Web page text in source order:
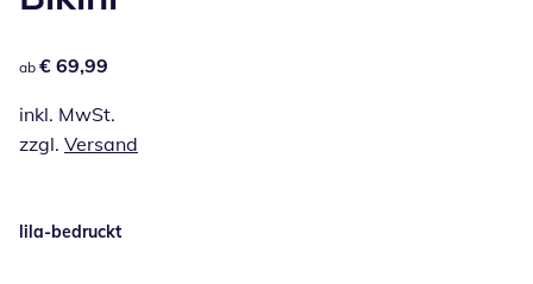
€ 69,99
ab € 69,99
inkl. MwSt.
zzgl. Versand
lila-bedruckt